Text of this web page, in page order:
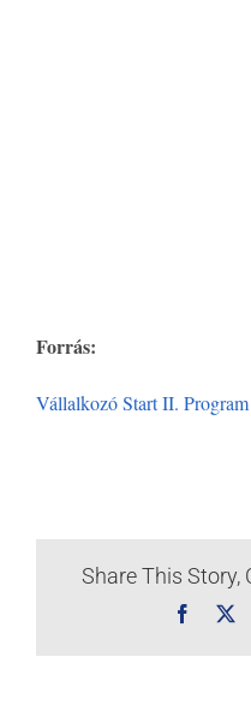
Forrás:
Vállalkozó Start II. Program
Share This Story,